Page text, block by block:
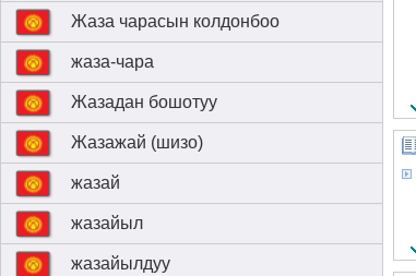
Жаза чарасын колдонбоо
жаза-чара
Жазадан бошотуу
Жазажай (шизо)
жазай
жазайыл
жазайылдуу